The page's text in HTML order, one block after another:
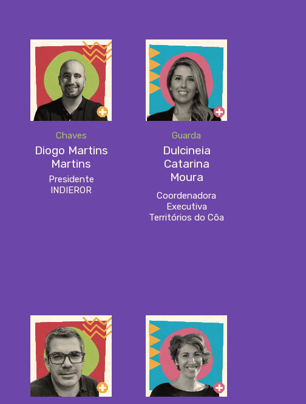
Chaves
Diogo Martins
Martins
Presidente
INDIEROR
Guarda
Dulcineia
Catarina
Moura
Coordenadora
Executiva
Territórios do Côa